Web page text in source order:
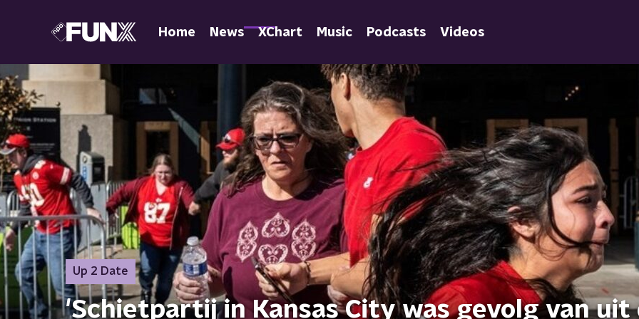
Home News XChart Music Podcasts Videos
Up 2 Date
'Schietpartij in Kansas City was gevolg van uit